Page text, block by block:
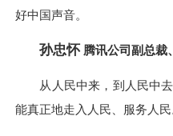
好中国声音。
孙忠怀 腾讯公司副总裁
从人民中来，到人民中去
能真正地走入人民、服务人民